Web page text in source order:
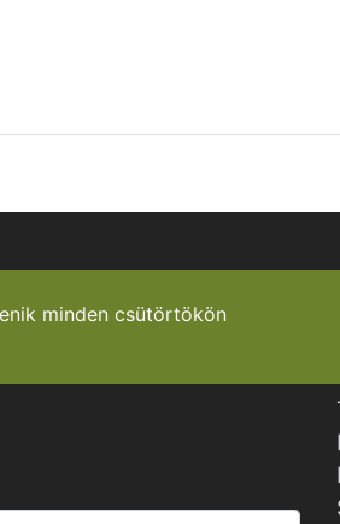
minden csütörtökön